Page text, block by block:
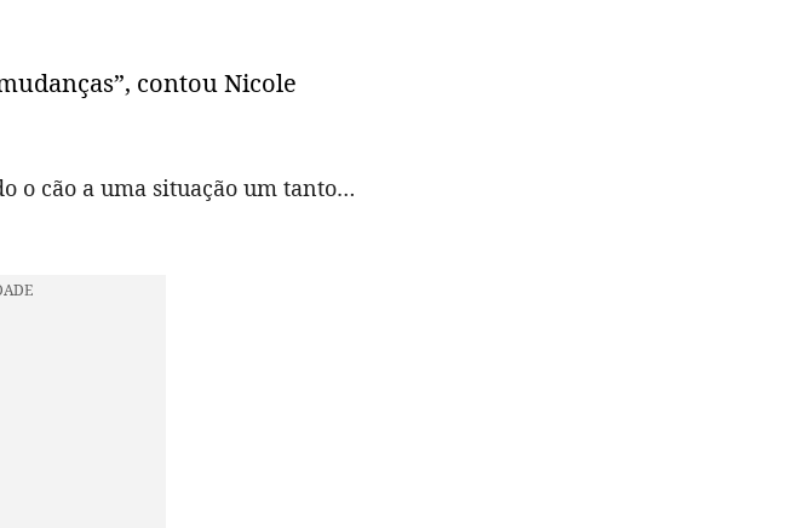
contou Nicole
o cão a uma situação um tanto…